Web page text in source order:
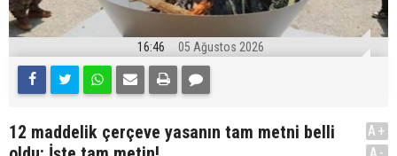
16:46 05 Ağustos 2026
12 maddelik çerçeve yasanın tam metni belli
A+